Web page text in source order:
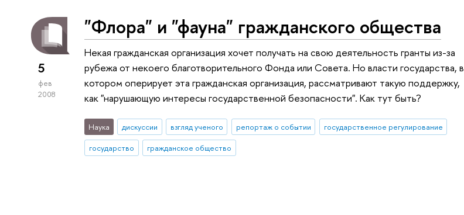
5
фев
2008
"Флора" и "фауна" гражданского общества
Некая гражданская организация хочет получать на свою деятельность гранты из-за
рубежа от некоего благотворительного Фонда или Совета. Но власти государства, в
котором оперирует эта гражданская организация, рассматривают такую поддержку,
как "нарушающую интересы государственной безопасности". Как тут быть?
Наука дискуссии взгляд ученого репортаж о событии
государственное регулирование
государство
гражданское общество